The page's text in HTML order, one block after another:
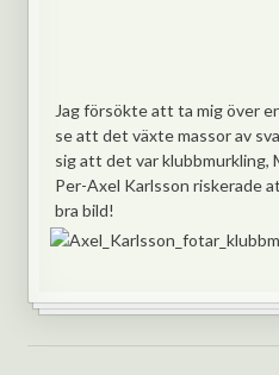
Jag försökte att ta mig över
se att det växte massor av
sig att det var klubbmurkling,
Per-Axel Karlsson riskerade
bra bild!